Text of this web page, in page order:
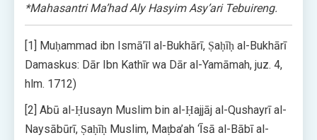
*Mahasantri Ma’had Aly Hasyim Asy’ari Tebuireng.
[1] Muḥammad ibn Ismā’īl al-Bukhārī, Ṣaḥīḥ al-Bukhārī
Damaskus: Dār Ibn Kathīr wa Dār al-Yamāmah, juz. 4,
hlm. 1712)
[2] Abū al-Ḥusayn Muslim bin al-Ḥajjāj al-Qushayrī al-
Naysābūrī, Ṣaḥīḥ Muslim, Maṭba’ah ‘Īsā al-Bābī al-